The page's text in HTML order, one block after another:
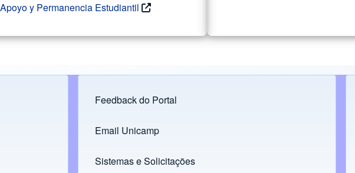
y Permanencia Estudiantil
Footer menu
Feedback do Portal
Links
Email Unicamp
(opens in new tab)
Sistemas e Solicitações
(opens in new tab)